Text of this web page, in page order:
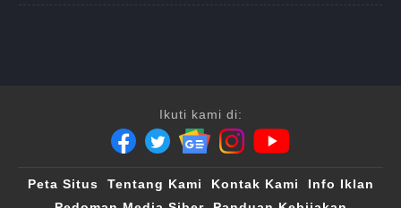
Ikuti kami di:
Peta Situs Tentang Kami Kontak Kami
Info Iklan